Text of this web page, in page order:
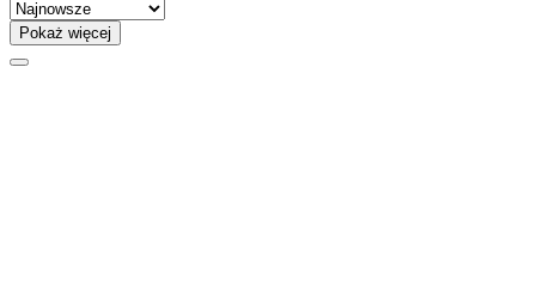
Pokaż więcej